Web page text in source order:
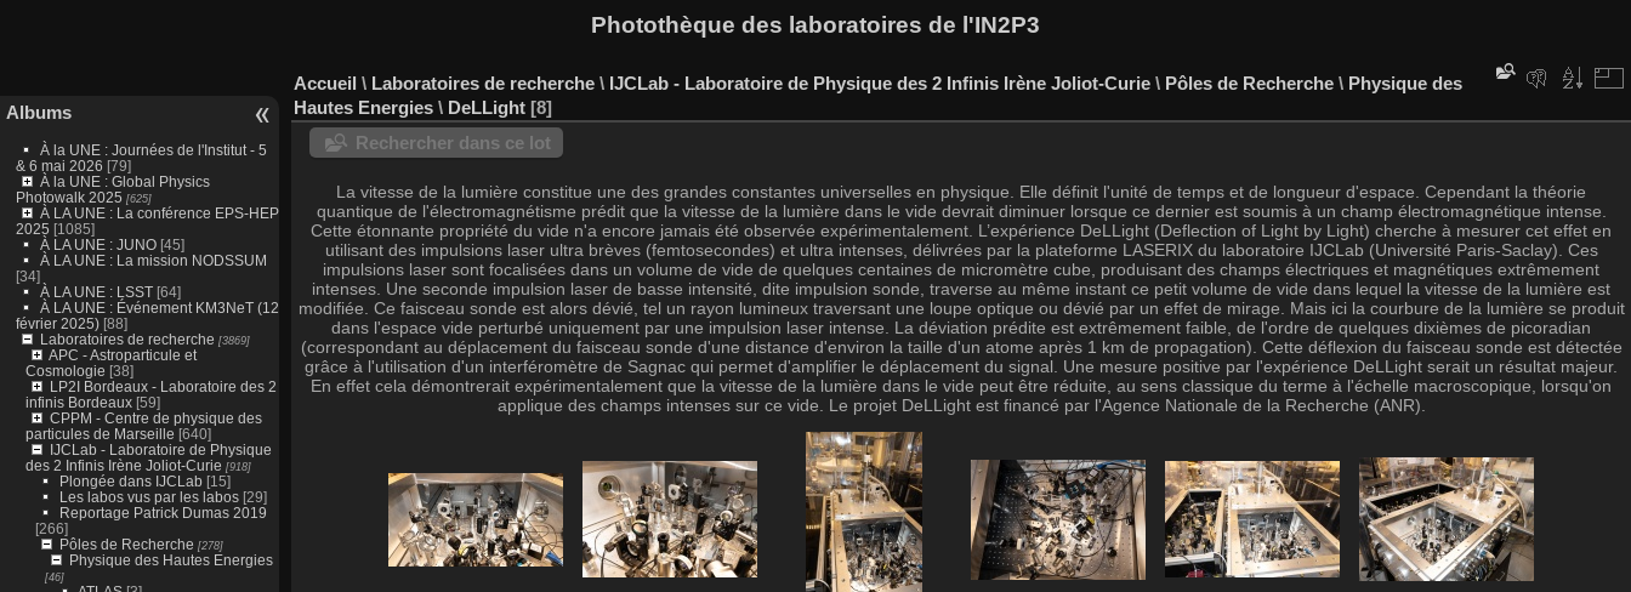
Photothèque des laboratoires de l'IN2P3
Albums
À la UNE : Journées de l'Institut - 5
& 6 mai 2026 [79]
À la UNE : Global Physics
Photowalk 2025 [625]
À LA UNE : La conférence EPS-HEP
2025 [1085]
À LA UNE : JUNO [45]
À LA UNE : La mission NODSSUM
[34]
À LA UNE : LSST[64]
À LA UNE : Événement KM3NeT (12
février 2025)[88]
Laboratoires de recherche [3869]
APC - Astroparticule et
Cosmologie [38]
LP2I Bordeaux - Laboratoire des 2
infinis Bordeaux[59]
CPPM - Centre de physique des
particules de Marseille [640]
IJCLab - Laboratoire de Physique
des 2 Infinis Irène Joliot-Curie [918]
Plongée dans IJCLab[15]
Les labos vus par les labos[29]
Reportage Patrick Dumas 2019
[266]
Pôles de Recherche [278]
Physique des Hautes Energies
[46]
Accueil \ Laboratoires de recherche \ IJCLab - Laboratoire de Physique des 2 Infinis Irène Joliot-Curie \ Pôles de Recherche \ Physique des
Hautes Energies \ DeLLight 8
Rechercher dans ce lot
La vitesse de la lumière constitue une des grandes constantes universelles en physique. Elle définit l'unité de temps et de longueur d'espace. Cependant la théorie
quantique de l'électromagnétisme prédit que la vitesse de la lumière dans le vide devrait diminuer lorsque ce dernier est soumis à un champ électromagnétique intense.
Cette étonnante propriété du vide n'a encore jamais été observée expérimentalement. L’expérience DeLLight (Deflection of Light by Light) cherche à mesurer cet effet en
utilisant des impulsions laser ultra brèves (femtosecondes) et ultra intenses, délivrées par la plateforme LASERIX du laboratoire IJCLab (Université Paris-Saclay). Ces
impulsions laser sont focalisées dans un volume de vide de quelques centaines de micromètre cube, produisant des champs électriques et magnétiques extrêmement
intenses. Une seconde impulsion laser de basse intensité, dite impulsion sonde, traverse au même instant ce petit volume de vide dans lequel la vitesse de la lumière est
modifiée. Ce faisceau sonde est alors dévié, tel un rayon lumineux traversant une loupe optique ou dévié par un effet de mirage. Mais ici la courbure de la lumière se produit
dans l'espace vide perturbé uniquement par une impulsion laser intense. La déviation prédite est extrêmement faible, de l'ordre de quelques dixièmes de picoradian
(correspondant au déplacement du faisceau sonde d'une distance d'environ la taille d'un atome après 1 km de propagation). Cette déflexion du faisceau sonde est détectée
grâce à l'utilisation d'un interféromètre de Sagnac qui permet d'amplifier le déplacement du signal. Une mesure positive par l'expérience DeLLight serait un résultat majeur.
En effet cela démontrerait expérimentalement que la vitesse de la lumière dans le vide peut être réduite, au sens classique du terme à l'échelle macroscopique, lorsqu'on
applique des champs intenses sur ce vide. Le projet DeLLight est financé par l'Agence Nationale de la Recherche (ANR).